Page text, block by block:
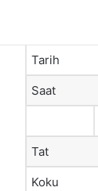
Tarih
Saat
Tat
Koku